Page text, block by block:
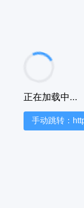
正在加载中...
手动跳转：